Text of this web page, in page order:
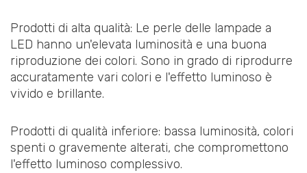
Prodotti di alta qualità: Le perle delle lampade a
LED hanno un'elevata luminosità e una buona
riproduzione dei colori. Sono in grado di riprodurre
accuratamente vari colori e l'effetto luminoso è
vivido e brillante.
Prodotti di qualità inferiore: bassa luminosità, colori
spenti o gravemente alterati, che compromettono
l'effetto luminoso complessivo.